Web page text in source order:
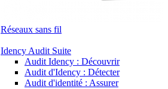
Réseaux sans fil
Idency Audit Suite
Audit Idency : Découvrir
Audit d'Idency : Détecter
Audit d'identité : Assurer